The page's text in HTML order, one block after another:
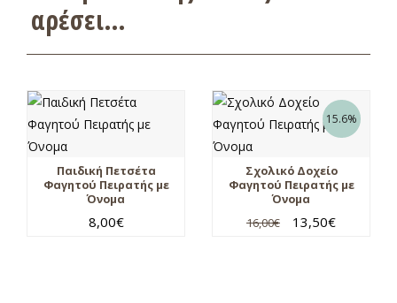
αρέσει…
Παιδική Πετσέτα
Φαγητού Πειρατής με
Όνομα
8,00€
15.6%
Σχολικό Δοχείο
Φαγητού Πειρατής με
Όνομα
16,00€ 13,50€